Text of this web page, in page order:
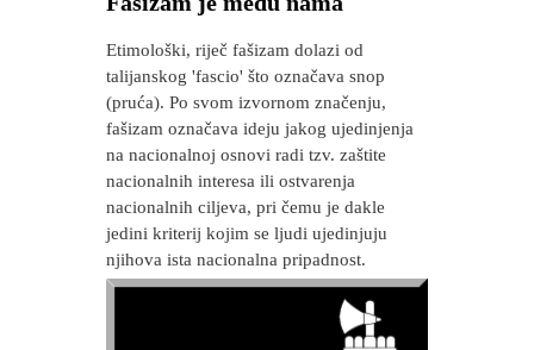
Etimološki, riječ fašizam dolazi od
talijanskog 'fascio' što označava snop
(pruća). Po svom izvornom značenju,
fašizam označava ideju jakog ujedinjenja
na nacionalnoj osnovi radi tzv. zaštite
nacionalnih interesa ili ostvarenja
nacionalnih ciljeva, pri čemu je dakle
jedini kriterij kojim se ljudi ujedinjuju
njihova ista nacionalna pripadnost.